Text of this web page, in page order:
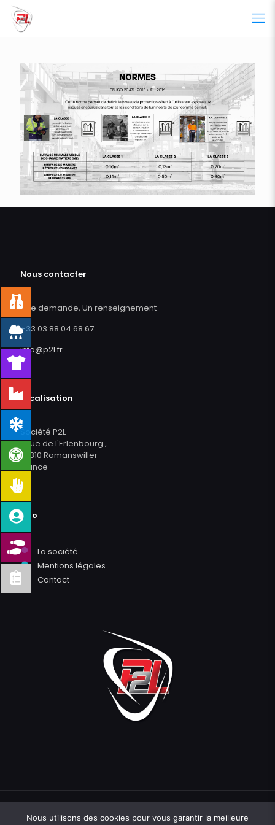
Nous contacter
Une demande, Un renseignement
+33 03 88 04 68 67
info@p2l.fr
Localisation
Société P2L
2 rue de l'Erlenbourg ,
67310 Romanswiller
France
Info
● La société
● Mentions légales
● Contact
Nous utilisons des cookies pour vous garantir la meilleure